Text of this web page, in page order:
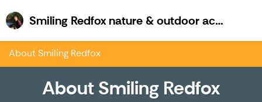
Smiling Redfox nature & outdoor activities
About Smiling Redfox
About Smiling Redfox